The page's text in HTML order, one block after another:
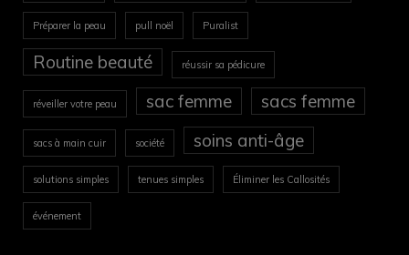
Préparer la peau pull noël Puralist
Routine beauté réussir sa pédicure
réveiller votre peau sac femme sacs femme
sacs à main cuir société soins anti-âge
solutions simples tenues simples Éliminer les Callosités
événement